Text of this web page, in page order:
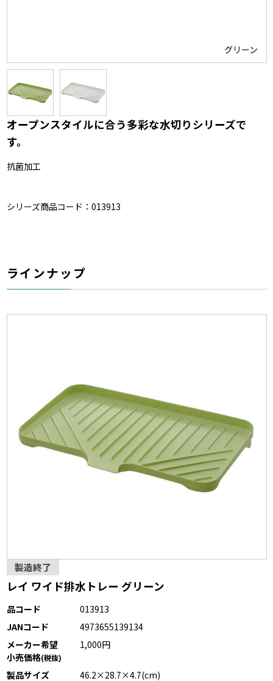
グリーン
オープンスタイルに合う多彩な水切りシリーズで
す。
抗菌加工
シリーズ商品コード：013913
ラインナップ
製造終了
レイ ワイド排水トレー グリーン
品コード
013913
JANコード
4973655139134
メーカー希望
小売価格(税抜)
1,000円
製品サイズ 46.2×28.7×4.7(cm)